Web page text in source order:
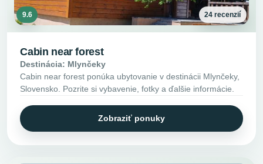
9.6 24 recenzií
Cabin near forest
Destinácia: Mlynčeky
Cabin near forest ponúka ubytovanie v destinácii Mlynčeky,
Slovensko. Pozrite si vybavenie, fotky a ďalšie informácie.
Zobraziť ponuky